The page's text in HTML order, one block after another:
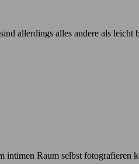
allerdings alles andere als leicht
intimen Raum selbst fotografieren